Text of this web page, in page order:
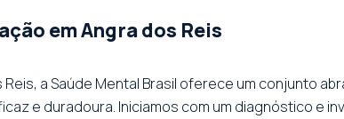
em Angra dos Reis
Reis, a Saúde Mental Brasil oferece um conjunto
e duradoura. Iniciamos com um diagnóstico e